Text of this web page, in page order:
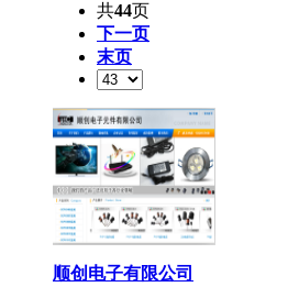
共44页
下一页
末页
顺创电子有限公司